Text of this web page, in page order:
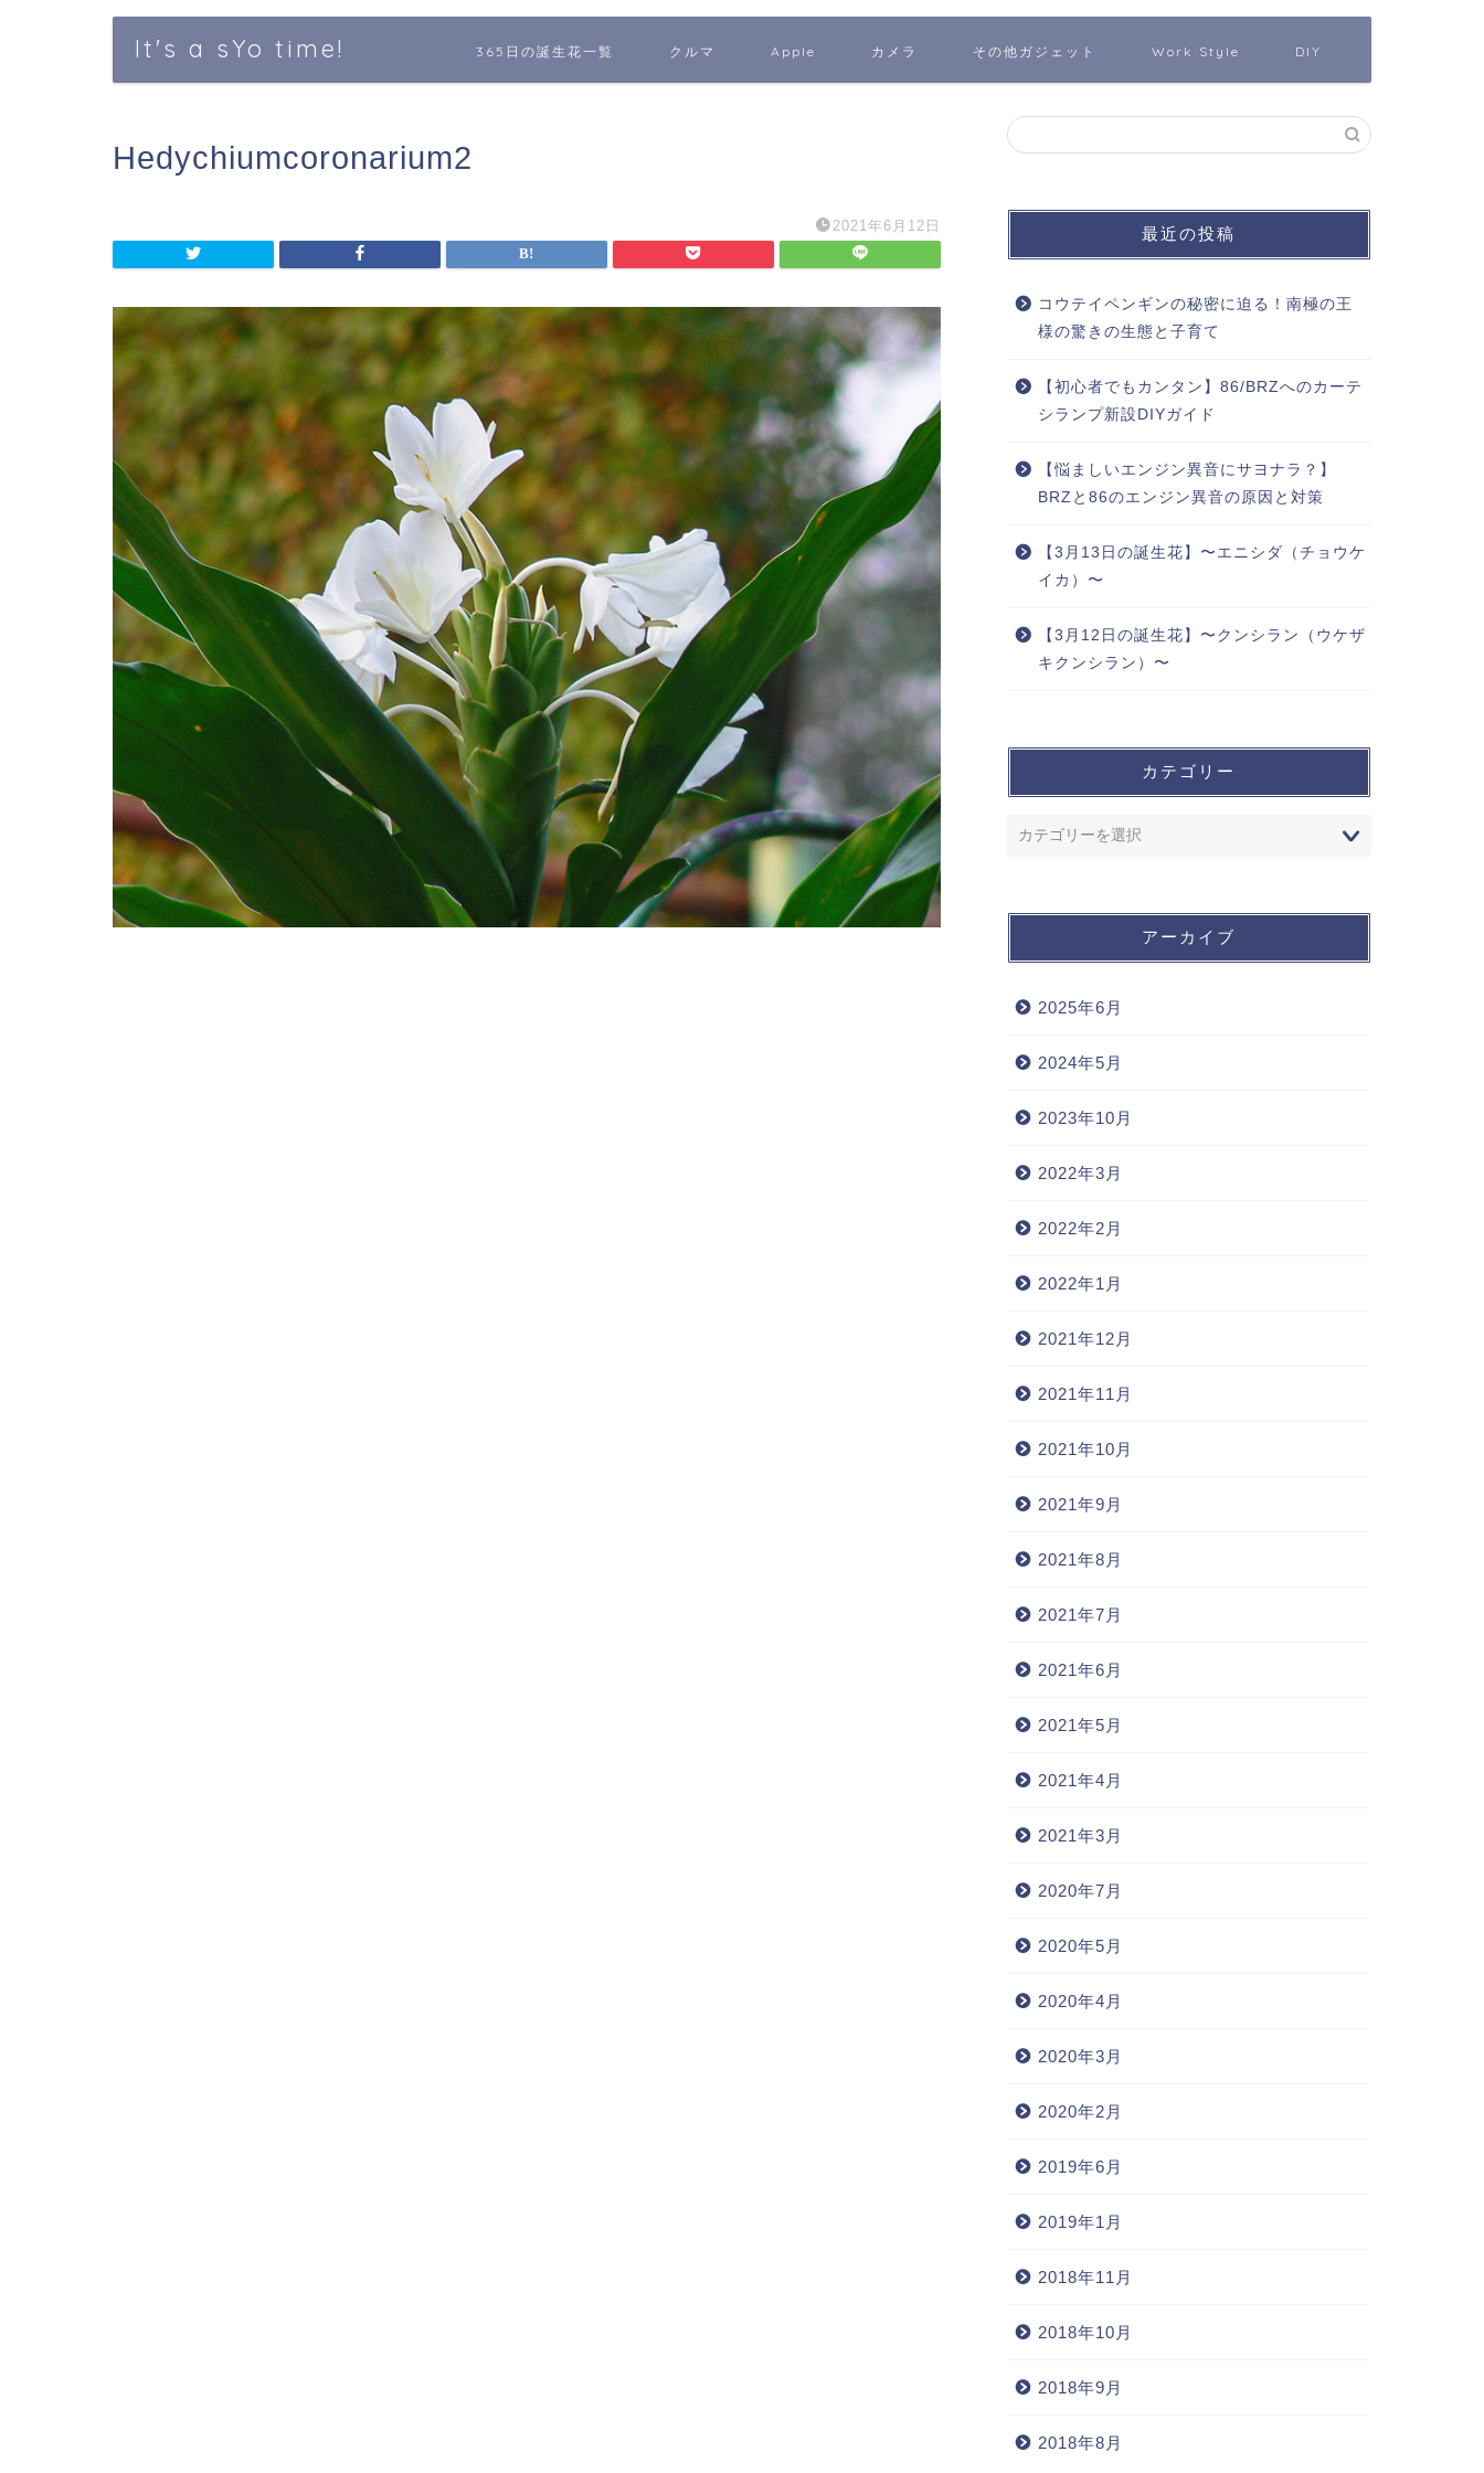
It's a sYo time! 365日の誕生花一覧 クルマ Apple カメラ その他ガジェット Work Style DIY
Hedychiumcoronarium2
2021年6月12日 最近の投稿
コウテイペンギンの秘密に迫る！南極の王
様の驚きの生態と子育て
【初心者でもカンタン】86/BRZへのカーテ
シランプ新設DIYガイド
【悩ましいエンジン異音にサヨナラ？】
BRZと86のエンジン異音の原因と対策
【3月13日の誕生花】〜エニシダ（チョウケ
イカ）〜
【3月12日の誕生花】〜クンシラン（ウケザ
キクンシラン）〜
カテゴリー
アーカイブ
2025年6月
2024年5月
2023年10月
2022年3月
2022年2月
2022年1月
2021年12月
2021年11月
2021年10月
2021年9月
2021年8月
2021年7月
2021年6月
2021年5月
2021年4月
2021年3月
2020年7月
2020年5月
2020年4月
2020年3月
2020年2月
2019年6月
2019年1月
2018年11月
2018年10月
2018年9月
2018年8月